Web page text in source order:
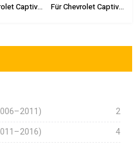
Für Chevrolet Captiva (Klac) (2006–2011) Für Chevrolet Captiva (Klac) (2011–2016)
2
4